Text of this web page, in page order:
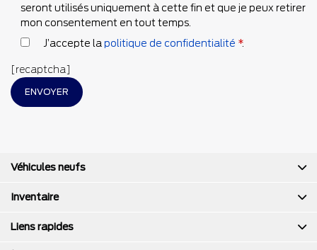
seront utilisés uniquement à cette fin et que je peux retirer
mon consentement en tout temps.
J’accepte lapolitique de confidentialité *.
[recaptcha]
Véhicules neufs
Inventaire
Liens rapides